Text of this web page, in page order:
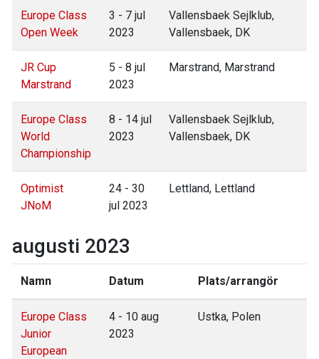
Europe Class
Open Week
3 - 7 jul
2023
Vallensbaek Sejlklub,
Vallensbaek, DK
JR Cup
Marstrand
5 - 8 jul
2023
Marstrand, Marstrand
Europe Class
World
Championship
8 - 14 jul
2023
Vallensbaek Sejlklub,
Vallensbaek, DK
Optimist
JNoM
24 - 30
jul 2023
Lettland, Lettland
augusti 2023
Namn Datum Plats/arrangör
Europe Class
Junior
European
4 - 10 aug
2023
Ustka, Polen